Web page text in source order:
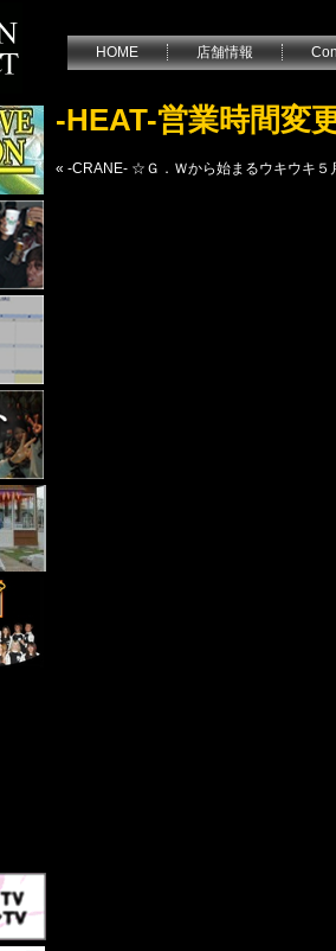
HOME 店舗情報
-HEAT-営業時間変
« -CRANE- ☆Ｇ．Ｗから始まるウキウキ